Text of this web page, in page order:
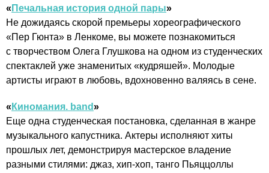
« Печальная история одной пары»
Не дожидаясь скорой премьеры хореографического
«Пер Гюнта» в Ленкоме, вы можете познакомиться
с творчеством Олега Глушкова на одном из студенческих
спектаклей уже знаменитых «кудряшей». Молодые
артисты играют в любовь, вдохновенно валяясь в сене.
« Киномания. band»
Еще одна студенческая постановка, сделанная в жанре
музыкального капустника. Актеры исполняют хиты
прошлых лет, демонстрируя мастерское владение
разными стилями: джаз, хип-хоп, танго Пьяццоллы